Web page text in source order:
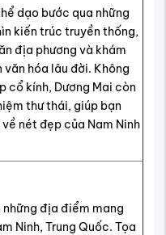
dạo bước qua những
kiến trúc truyền thống,
địa phương và khám
hóa lâu đời. Không
cổ kính, Dương Mai còn
thư thái, giúp bạn
nét đẹp của Nam Ninh
địa điểm mang
Ninh, Trung Quốc. Tọa